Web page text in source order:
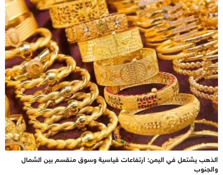
الذهب يشتعل في اليمن: ارتفاعات قياسية وسوق منقسم بين الشمال
والجنوب